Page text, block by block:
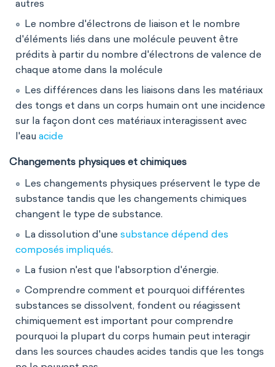
autres
Le nombre d'électrons de liaison et le nombre
d'éléments liés dans une molécule peuvent être
prédits à partir du nombre d'électrons de valence de
chaque atome dans la molécule
Les différences dans les liaisons dans les matériaux
des tongs et dans un corps humain ont une incidence
sur la façon dont ces matériaux interagissent avec
l'eau acide
Changements physiques et chimiques
Les changements physiques préservent le type de
substance tandis que les changements chimiques
changent le type de substance.
La dissolution d'une substance dépend des
composés impliqués.
La fusion n'est que l'absorption d'énergie.
Comprendre comment et pourquoi différentes
substances se dissolvent, fondent ou réagissent
chimiquement est important pour comprendre
pourquoi la plupart du corps humain peut interagir
dans les sources chaudes acides tandis que les tongs